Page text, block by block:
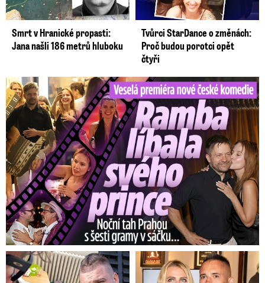
Smrt v Hranické propasti:
Jana našli 186 metrů hluboku
Tvůrci StarDance o změnách:
Proč budou porotci opět
čtyři
Veselá premiéra nové české komedie: Ramba líbala Mádla